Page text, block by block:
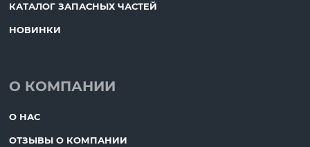
КАТАЛОГ ЗАПАСНЫХ ЧАСТЕЙ
НОВИНКИ
О КОМПАНИИ
О НАС
ОТЗЫВЫ О КОМПАНИИ